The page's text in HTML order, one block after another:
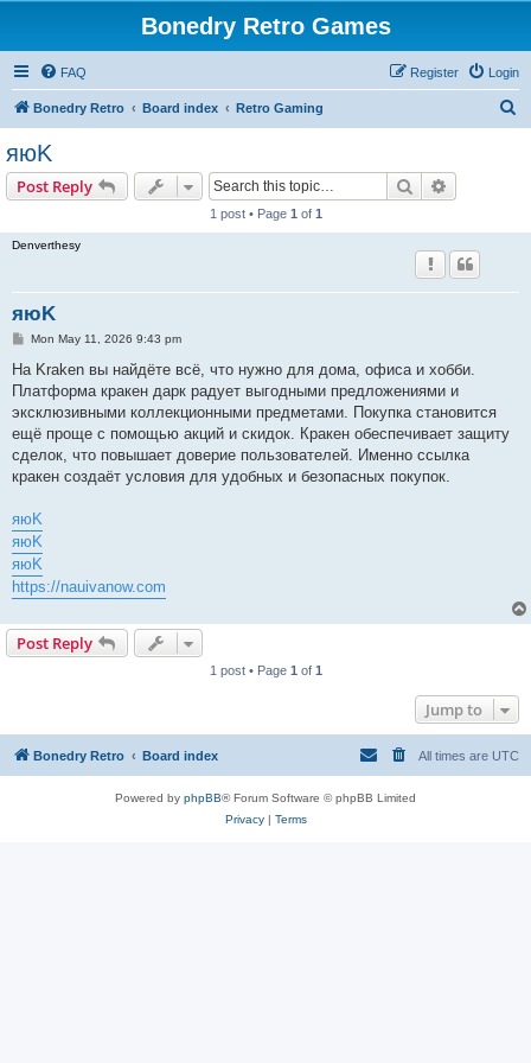
Bonedry Retro Games
FAQ Login
Register
Bonedry Retro Board index Retro Gaming
яюK
Post Reply Search
1 post • Page 1 of 1
Denverthesy
яюK
P
s
Mon May 11, 2026 9:43 pm
На Kraken вы найдёте всё, что нужно для дома, офиса и хобби.
Платформа кракен дарк радует выгодными предложениями и
эксклюзивными коллекционными предметами. Покупка становится
ещё проще с помощью акций и скидок. Кракен обеспечивает защиту
сделок, что повышает доверие пользователей. Именно ссылка
кракен создаёт условия для удобных и безопасных покупок.
яюK
яюK
яюK
https://nauivanow.com
Post Reply
1 post • Page 1 of 1
Jump to
Bonedry Retro Board index All times are UTC
Powered by phpBB® Forum Software © phpBB Limited
Privacy| Terms